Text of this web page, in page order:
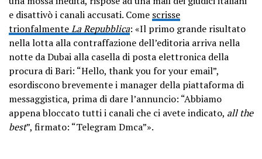
e disattivò i canali accusati. Come scrisse
trionfalmenteLa Repubblica: «Il primo grande risultato
nella lotta alla contraffazione dell’editoria arriva nella
notte da Dubai alla casella di posta elettronica della
procura di Bari: “Hello, thank you for your email”,
esordiscono brevemente i manager della piattaforma di
messaggistica, prima di dare l’annuncio: “Abbiamo
appena bloccato tutti i canali che ci avete indicato, all the
best”, firmato: “Telegram Dmca”».